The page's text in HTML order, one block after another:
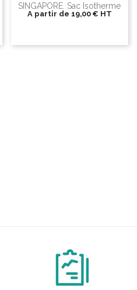
SINGAPORE. Sac Isotherme
A partir de 19,00 € HT